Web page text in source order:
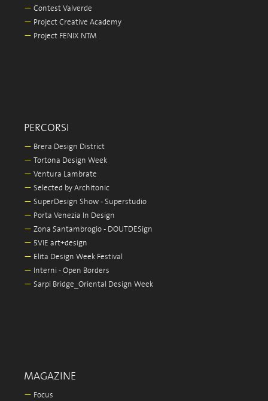
— Contest Valverde
— Project Creative Academy
— Project FENIX NTM
PERCORSI
— Brera Design District
— Tortona Design Week
— Ventura Lambrate
— Selected by Architonic
— SuperDesign Show - Superstudio
— Porta Venezia In Design
— Zona Santambrogio - DOUTDESign
— 5VIE art+design
— Elita Design Week Festival
— Interni - Open Borders
— Sarpi Bridge_Oriental Design Week
MAGAZINE
— Focus